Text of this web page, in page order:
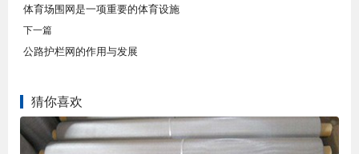
体育场围网是一项重要的体育设施
下一篇
公路护栏网的作用与发展
猜你喜欢